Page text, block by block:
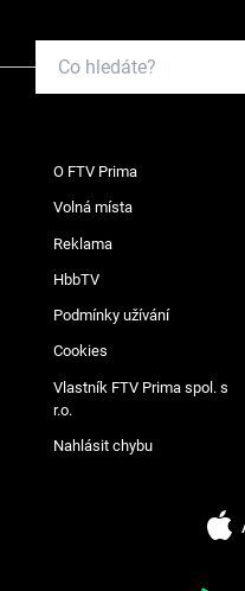
O FTV Prima
Volná místa
Reklama
HbbTV
Podmínky užívání
Cookies
Vlastník FTV Prima spol. s
r.o.
Nahlásit chybu